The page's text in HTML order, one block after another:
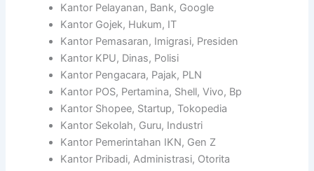
Kantor Pelayanan, Bank, Google
Kantor Gojek, Hukum, IT
Kantor Pemasaran, Imigrasi, Presiden
Kantor KPU, Dinas, Polisi
Kantor Pengacara, Pajak, PLN
Kantor POS, Pertamina, Shell, Vivo, Bp
Kantor Shopee, Startup, Tokopedia
Kantor Sekolah, Guru, Industri
Kantor Pemerintahan IKN, Gen Z
Kantor Pribadi, Administrasi, Otorita